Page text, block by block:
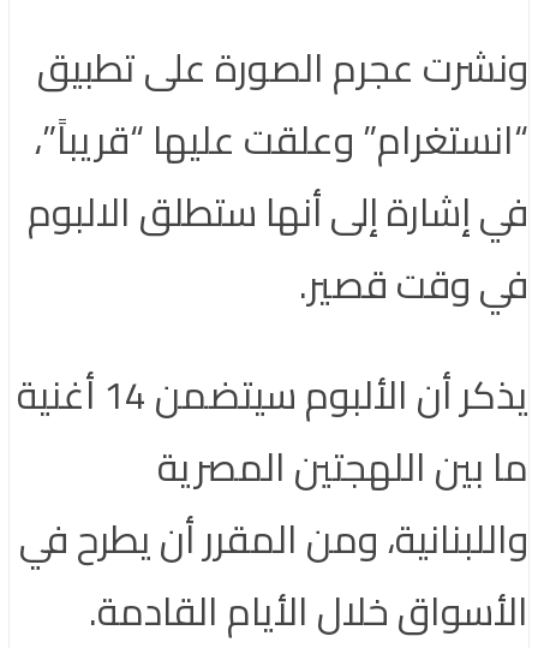
ونشرت عجرم الصورة على تطبيق
“انستغرام” وعلقت عليها “قريباً”،
في إشارة إلى أنها ستطلق الالبوم
في وقت قصير.
يذكر أن الألبوم سيتضمن 14 أغنية
ما بين اللهجتين المصرية
واللبنانية، ومن المقرر أن يطرح في
الأسواق خلال الأيام القادمة.